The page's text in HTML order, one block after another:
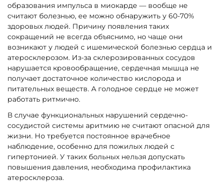
образования импульса в миокарде — вообще не
считают болезнью, ее можно обнаружить у 60-70%
здоровых людей. Причину появления таких
сокращений не всегда объяснимо, но чаще они
возникают у людей с ишемической болезнью сердца и
атеросклерозом. Из-за склерозированных сосудов
нарушается кровообращение, сердечная мышца не
получает достаточное количество кислорода и
питательных веществ. А голодное сердце не может
работать ритмично.
В случае функциональных нарушений сердечно-
сосудистой системы аритмию не считают опасной для
жизни. Но требуется постоянное врачебное
наблюдение, особенно для пожилых людей с
гипертонией. У таких больных нельзя допускать
повышения давления, необходима профилактика
атеросклероза.